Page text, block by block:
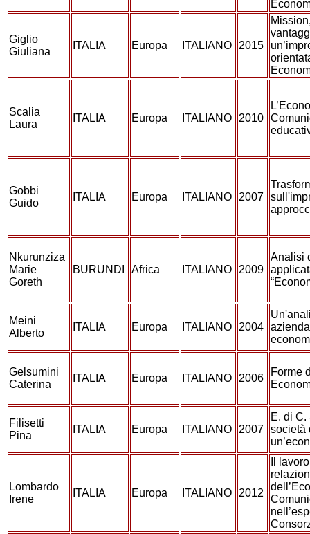
Giglio
Giuliana
ITALIA Europa ITALIANO 2015
Scalia
Laura
ITALIA Europa ITALIANO 2010
Gobbi
Guido
ITALIA Europa ITALIANO 2007
Nkurunziza
Marie
Goreth
BURUNDI Africa ITALIANO 2009
Analisi
Meini
Alberto
ITALIA Europa ITALIANO 2004
Gelsumini
Caterina
ITALIA Europa ITALIANO 2006
Forme
Filisetti
Pina
ITALIA Europa ITALIANO 2007
E. di C.
società
Lombardo
Irene
ITALIA Europa ITALIANO 2012
Il